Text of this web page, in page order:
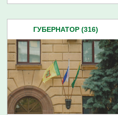
ГУБЕРНАТОР (316)